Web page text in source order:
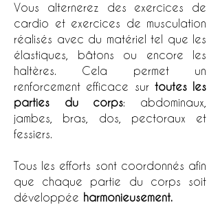
Vous alternerez des exercices de
cardio et exercices de musculation
réalisés avec du matériel tel que les
élastiques, bâtons ou encore les
haltères. Cela permet un
renforcement efficace sur toutes les
parties du corps: abdominaux,
jambes, bras, dos, pectoraux et
fessiers.
Tous les efforts sont coordonnés afin
que chaque partie du corps soit
développée harmonieusement.